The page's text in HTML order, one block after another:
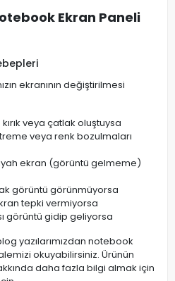
Ekran Paneli
ekranının değiştirilmesi
veya çatlak oluştuysa
veya renk bozulmaları
ekran (görüntü gelmeme)
görüntü görünmüyorsa
tepki vermiyorsa
görüntü gidip geliyorsa
yazılarımızdan notebook
okuyabilirsiniz. Ürünün
daha fazla bilgi almak için